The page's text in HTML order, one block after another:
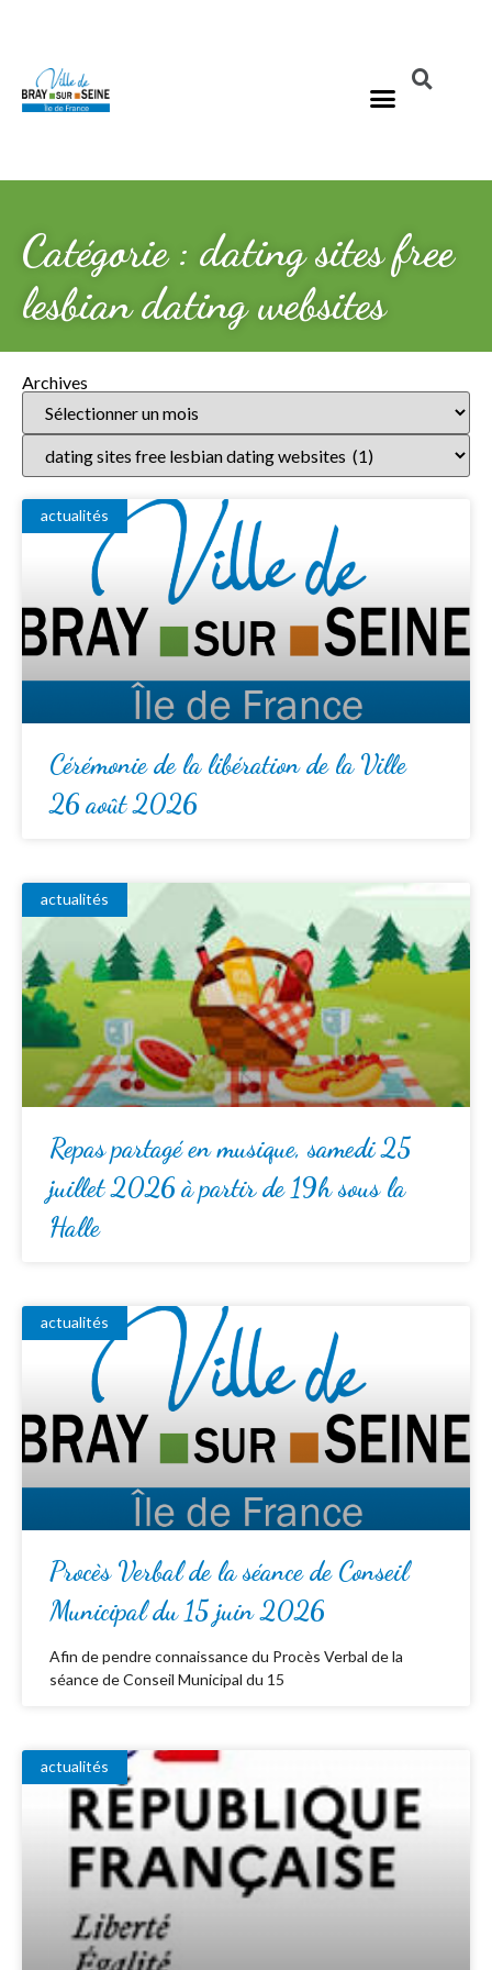
Catégorie : dating sites free
lesbian dating websites
Archives
actualités
Cérémonie de la libération de la Ville
26 août 2026
actualités
Repas partagé en musique, samedi 25
juillet 2026 à partir de 19h sous la
Halle
actualités
Procès Verbal de la séance de Conseil
Municipal du 15 juin 2026
Afin de pendre connaissance du Procès Verbal de la
séance de Conseil Municipal du 15
actualités